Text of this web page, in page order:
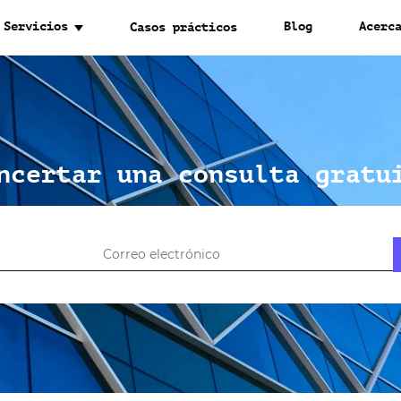
Servicios Casos prácticos Blog
una consulta